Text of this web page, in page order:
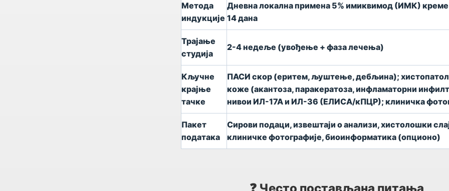
Метода
индукције
Дневна локална примена 5% имиквимод (ИМК)
14 дана
Трајање
студија
2-4 недеље (увођење + фаза лечења)
Кључне
крајње
тачке
ПАСИ скор (еритем, љуштење, дебљина);
коже (акантоза, паракератоза, инфламаторни
нивои ИЛ-17А и ИЛ-36 (ЕЛИСА/кПЦР); клиничка
Пакет
података
Сирови подаци, извештаји о анализи, хистолошки
клиничке фотографије, биоинформатика (опционо)